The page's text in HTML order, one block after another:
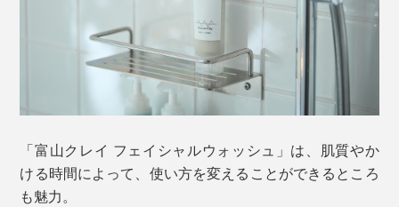
込み、肌への負担を軽減しつつ、パワーを最大限に発揮
させようというのが「富山クレイ フェイシャルウォッ
キメが細かくコシのある泡は、植物由来の洗浄剤を使
その「富山クレイ」を専門機関で分析した結果、モンモ
リロナイト20%、ゼオライト70％、そのほか石英・長
石・黒雲母などの鉱物で構成されていることを確認。
「富山クレイ フェイシャルウォッシュ」は、肌質やか
ける時間によって、使い方を変えることができるところ
も魅力。